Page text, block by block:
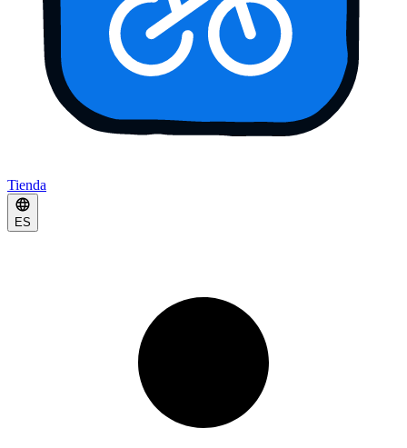
Tienda
ES